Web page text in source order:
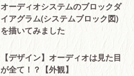
オーディオシステムのブロックダ
イアグラム(システムブロック図)
を描いてみました
【デザイン】オーディオは見た目
が全て！？【外観】